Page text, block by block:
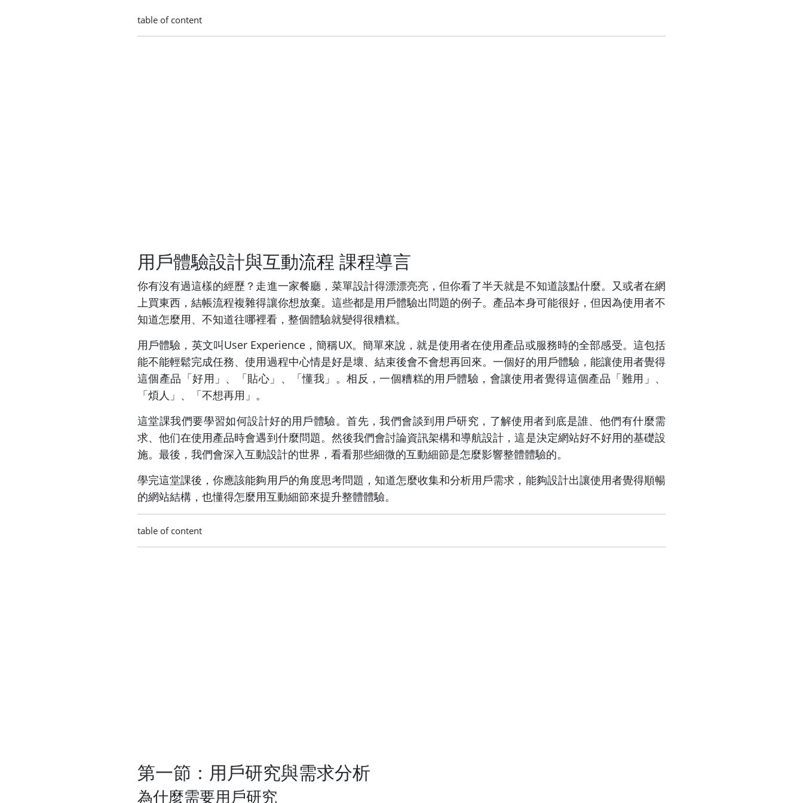
table of content
用戶體驗設計與互動流程 課程導言
你有沒有過這樣的經歷？走進一家餐廳，菜單設計得漂漂亮亮，但你看了半天就是不知道該點什麼。又或者在網
上買東西，結帳流程複雜得讓你想放棄。這些都是用戶體驗出問題的例子。產品本身可能很好，但因為使用者不
知道怎麼用、不知道往哪裡看，整個體驗就變得很糟糕。
用戶體驗，英文叫User Experience，簡稱UX。簡單來說，就是使用者在使用產品或服務時的全部感受。這包括
能不能輕鬆完成任務、使用過程中心情是好是壞、結束後會不會想再回來。一個好的用戶體驗，能讓使用者覺得
這個產品「好用」、「貼心」、「懂我」。相反，一個糟糕的用戶體驗，會讓使用者覺得這個產品「難用」、
「煩人」、「不想再用」。
這堂課我們要學習如何設計好的用戶體驗。首先，我們會談到用戶研究，了解使用者到底是誰、他們有什麼需
求、他们在使用產品時會遇到什麼問題。然後我們會討論資訊架構和導航設計，這是決定網站好不好用的基礎設
施。最後，我們會深入互動設計的世界，看看那些細微的互動細節是怎麼影響整體體驗的。
學完這堂課後，你應該能夠用戶的角度思考問題，知道怎麼收集和分析用戶需求，能夠設計出讓使用者覺得順暢
的網站結構，也懂得怎麼用互動細節來提升整體體驗。
table of content
第一節：用戶研究與需求分析
為什麼需要用戶研究